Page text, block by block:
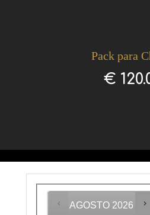
Pack para
€
AGOSTO 2026